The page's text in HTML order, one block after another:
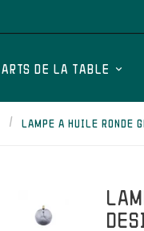
ARTS DE LA TABLE
LAMPE A HUILE RONDE